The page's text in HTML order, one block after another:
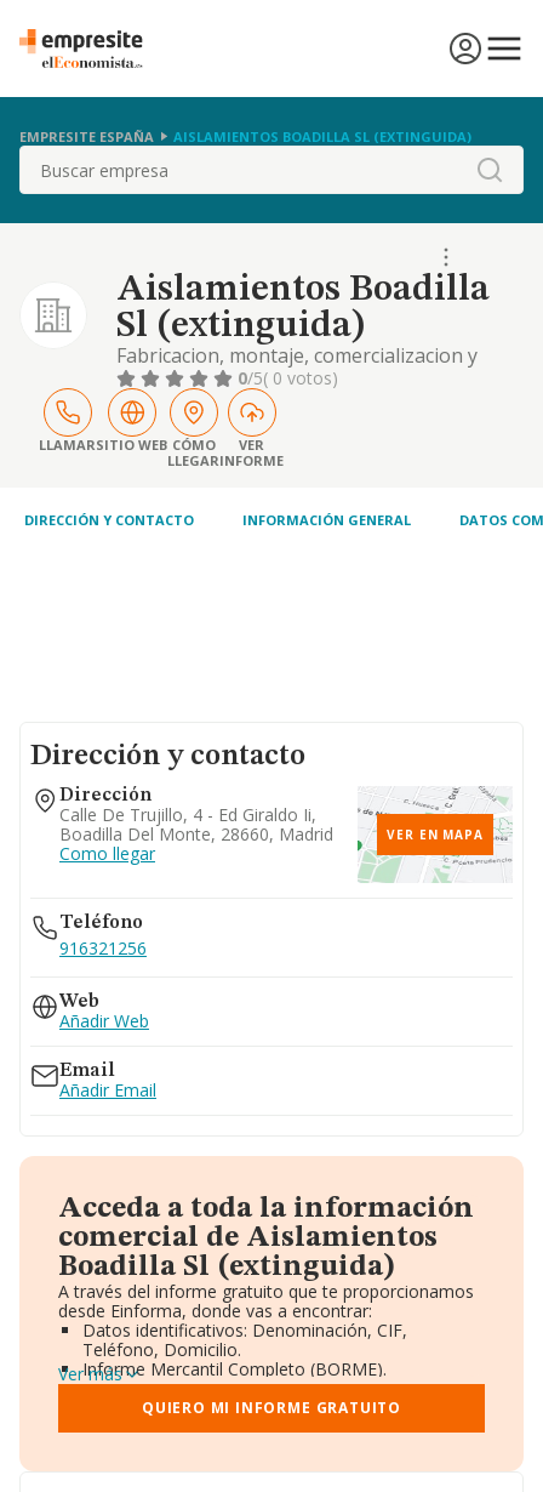
EMPRESITE ESPAÑA AISLAMIENTOS BOADILLA SL (EXTINGUIDA)
Buscar
Aislamientos Boadilla
Sl (extinguida)
Fabricacion, montaje, comercializacion y
aplicacion de aislamientos e
impermeabilizaciones de todo tipo.
0/5( 0 votos)
LLAMARSITIO WEB CÓMO
LLEGAR
VER
INFORME
DIRECCIÓN Y CONTACTO INFORMACIÓN GENERAL DATOS
Dirección y contacto
Dirección
Calle De Trujillo, 4 - Ed Giraldo Ii,
Boadilla Del Monte, 28660, Madrid
Como llegar
VER EN MAPA
Teléfono
916321256
Web
Añadir Web
Email
Añadir Email
Acceda a toda la información
comercial de Aislamientos
Boadilla Sl (extinguida)
A través del informe gratuito que te proporcionamos
desde Einforma, donde vas a encontrar:
Datos identificativos: Denominación, CIF,
Teléfono, Domicilio.
Informe Mercantil Completo (BORME).
Gráficos de Evolución Ventas y Empleados.
Consejo de Administración y Administradores.
Directivos y Ejecutivos.
Ver más
QUIERO MI INFORME GRATUITO